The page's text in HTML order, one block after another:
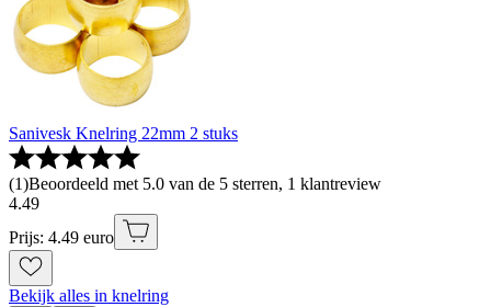
Sanivesk Knelring 22mm 2 stuks
(1)Beoordeeld met 5.0 van de 5 sterren, 1 klantreview
4.49
Prijs: 4.49 euro
Bekijk alles in knelring